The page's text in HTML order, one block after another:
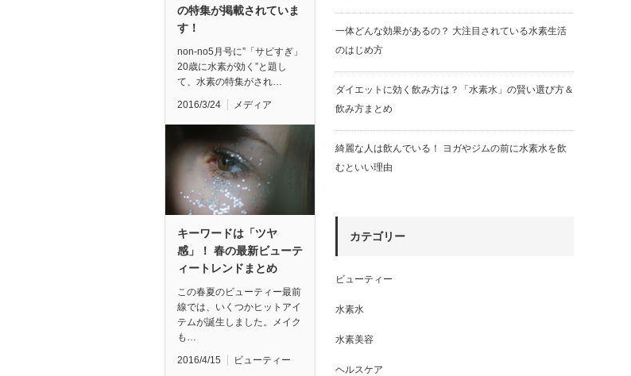
の特集が掲載されていま
す！
non-no5月号に”「サビすぎ」
20歳に水素が効く”と題し
て、水素の特集がされ…
2016/3/24 メディア
キーワードは「ツヤ
感」！ 春の最新ビューテ
ィートレンドまとめ
この春夏のビューティー最前
線では、いくつかヒットアイ
テムが誕生しました。メイク
も…
2016/4/15 ビューティー
一体どんな効果があるの？ 大注目されている水素生活
のはじめ方
ダイエットに効く飲み方は？「水素水」の賢い選び方＆
飲み方まとめ
綺麗な人は飲んでいる！ ヨガやジムの前に水素水を飲
むといい理由
カテゴリー
ビューティー
水素水
水素美容
ヘルスケア